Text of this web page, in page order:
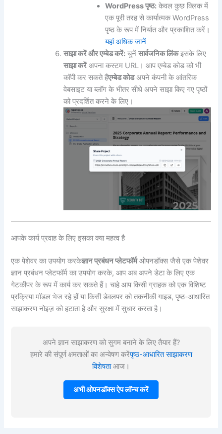
WordPress पृष्ठ:केवल कुछ क्लिक में
एक पूरी तरह से कार्यात्मक WordPress
पृष्ठ के रूप में निर्यात और प्रकाशित करें।
यहां अधिक जानें
साझा करें और एम्बेड करें: चुनेंसार्वजनिक लिंकइसके लिए
साझा करेंअपना कस्टम URL। आप एम्बेड कोड को भी
कॉपी कर सकते हैंएम्बेड कोडअपने कंपनी के आंतरिक
वेबसाइट या ब्लॉग के भीतर सीधे अपने साझा किए गए पृष्ठों
को प्रदर्शित करने के लिए।
आपके कार्य प्रवाह के लिए इसका क्या महत्व है
एक पेशेवर का उपयोग करकेज्ञान प्रबंधन प्लेटफॉर्मओपनडॉक्स जैसे एक पेशेवर
ज्ञान प्रबंधन प्लेटफॉर्म का उपयोग करके, आप अब अपने डेटा के लिए एक
गेटकीपर के रूप में कार्य कर सकते हैं। चाहे आप किसी ग्राहक को एक विशिष्ट
प्रक्रिया मॉडल भेज रहे हों या किसी डेवलपर को तकनीकी गाइड, पृष्ठ-आधारित
साझाकरण नोइज़ को हटाता है और सुरक्षा में सुधार करता है।
अपने ज्ञान साझाकरण को सुगम बनाने के लिए तैयार हैं?
हमारे की संपूर्ण क्षमताओं का अन्वेषण करेंपृष्ठ-आधारित साझाकरण
विशेषताआज।
अभी ओपनडॉक्स ऐप लॉन्च करें